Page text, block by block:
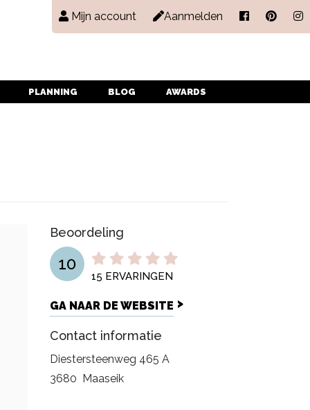
PLANNING BLOG AWARDS
Mijn account Aanmelden
Beoordeling
10
15 ERVARINGEN
GA NAAR DE WEBSITE
Contact informatie
Diestersteenweg 465 A
3680 Maaseik